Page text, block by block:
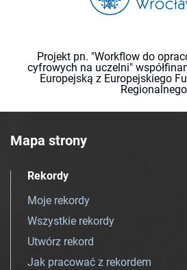
Projekt pn. "Workflow do
cyfrowych na uczelni"
Europejską z Europejskiego
Regionalnego
Mapa strony
Rekordy
Moje rekordy
Wszystkie rekordy
Utwórz rekord
Jak pracować z rekordem